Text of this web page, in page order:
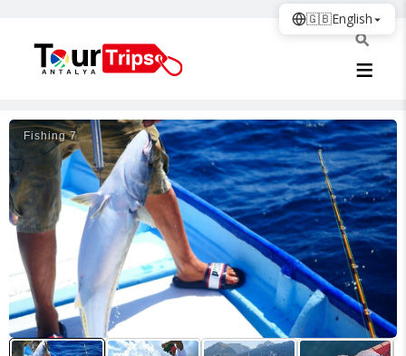
Fishing 7
🇬🇧English